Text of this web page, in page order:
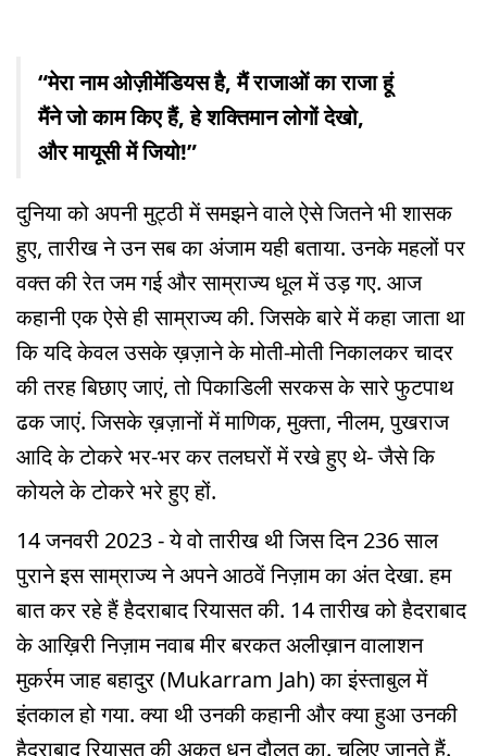
“मेरा नाम ओज़ीमेंडियस है, मैं राजाओं का राजा हूं
मैंने जो काम किए हैं, हे शक्तिमान लोगों देखो,
और मायूसी में जियो!”
दुनिया को अपनी मुट्ठी में समझने वाले ऐसे जितने भी शासक
हुए, तारीख ने उन सब का अंजाम यही बताया. उनके महलों पर
वक्त की रेत जम गई और साम्राज्य धूल में उड़ गए. आज
कहानी एक ऐसे ही साम्राज्य की. जिसके बारे में कहा जाता था
कि यदि केवल उसके ख़ज़ाने के मोती-मोती निकालकर चादर
की तरह बिछाए जाएं, तो पिकाडिली सरकस के सारे फुटपाथ
ढक जाएं. जिसके ख़ज़ानों में माणिक, मुक्ता, नीलम, पुखराज
आदि के टोकरे भर-भर कर तलघरों में रखे हुए थे- जैसे कि
कोयले के टोकरे भरे हुए हों.
14 जनवरी 2023 - ये वो तारीख थी जिस दिन 236 साल
पुराने इस साम्राज्य ने अपने आठवें निज़ाम का अंत देखा. हम
बात कर रहे हैं हैदराबाद रियासत की. 14 तारीख को हैदराबाद
के आख़िरी निज़ाम नवाब मीर बरकत अलीख़ान वालाशन
मुकर्रम जाह बहादुर (Mukarram Jah) का इंस्ताबुल में
इंतकाल हो गया. क्या थी उनकी कहानी और क्या हुआ उनकी
हैदराबाद रियासत की अकूत धन दौलत का. चलिए जानते हैं.